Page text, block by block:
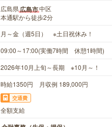
広島県広島市中区
本通駅から徒歩2分
月～金（週5日） ※土日祝休み！
09:00～17:00(実働7時間 休憩1時間)
2026年10月上旬～長期 ※10月～！
時給1350円 月収例 189,000円
交通費
全額支給